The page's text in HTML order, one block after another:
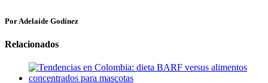
Por Adelaide Godínez
Relacionados